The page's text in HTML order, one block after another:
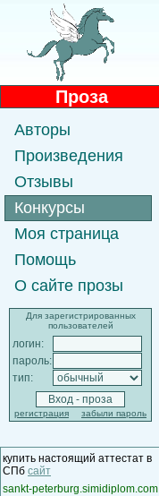
Проза
Авторы
Произведения
Отзывы
Конкурсы
Моя страница
Помощь
О сайте прозы
Для зарегистрированных
пользователей
логин:
пароль:
тип:
регистрация забыли пароль
купить настоящий аттестат в
СПб сайт
sankt-peterburg.simidiplom.com